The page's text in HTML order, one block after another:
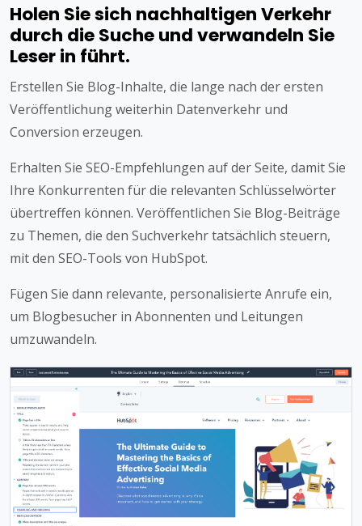
Holen Sie sich nachhaltigen Verkehr
durch die Suche und verwandeln Sie
Leser in führt.
Erstellen Sie Blog-Inhalte, die lange nach der ersten
Veröffentlichung weiterhin Datenverkehr und
Conversion erzeugen.
Erhalten Sie SEO-Empfehlungen auf der Seite, damit Sie
Ihre Konkurrenten für die relevanten Schlüsselwörter
übertreffen können. Veröffentlichen Sie Blog-Beiträge
zu Themen, die den Suchverkehr tatsächlich steuern,
mit den SEO-Tools von HubSpot.
Fügen Sie dann relevante, personalisierte Anrufe ein,
um Blogbesucher in Abonnenten und Leitungen
umzuwandeln.